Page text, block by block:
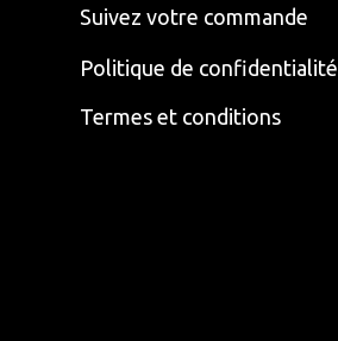
Suivez votre commande
Politique de confidentialité
Termes et conditions